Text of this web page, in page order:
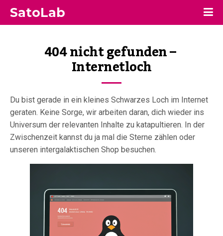
SatoLab
404 nicht gefunden –
Internetloch
Du bist gerade in ein kleines Schwarzes Loch im Internet
geraten. Keine Sorge, wir arbeiten daran, dich wieder ins
Universum der relevanten Inhalte zu katapultieren. In der
Zwischenzeit kannst du ja mal die Sterne zählen oder
unseren intergalaktischen Shop besuchen.